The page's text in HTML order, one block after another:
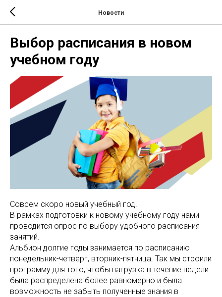
Новости
Выбор расписания в новом
учебном году
Совсем скоро новый учебный год.
В рамках подготовки к новому учебному году нами
проводится опрос по выбору удобного расписания
занятий.
Альбион долгие годы занимается по расписанию
понедельник-четверг, вторник-пятница. Так мы строили
программу для того, чтобы нагрузка в течение недели
была распределена более равномерно и была
возможность не забыть полученные знания в